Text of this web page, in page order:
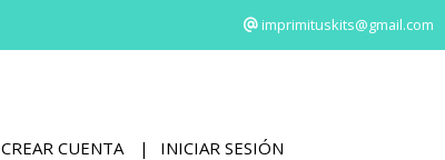
imprimituskits@gmail.com
CREAR CUENTA INICIAR SESIÓN